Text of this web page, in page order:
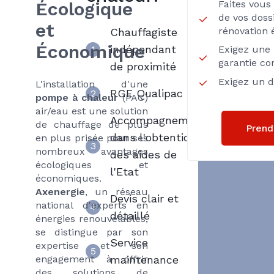
Écologique
et
Économique
L'installation d'une
pompe à chaleur(PAC)
air/eau est une solution
de chauffage de plus
en plus prisée pour ses
nombreux avantages
écologiques et
économiques.
Axenergie, un réseau
national d'experts en
énergies renouvelables,
se distingue par son
expertise et son
engagement à offrir
Faites
de vos
rénovation
Exigez
garantie
Exigez un
1
Chauffagiste
indépendant
de proximité
2 RGE Qualipac
3
Accompagnement
dans l'obtention
des aides de
l'Etat
4
Devis clair et
détaillé
5
Service
maintenance